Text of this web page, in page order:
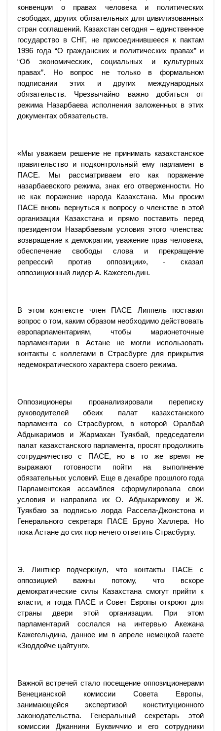
конвенции о правах человека и политических
свободах, других обязательных для цивилизованных
стран соглашений. Казахстан сегодня – единственное
государство в СНГ, не присоединившееся к пактам
1996 года “О гражданских и политических правах” и
“Об экономических, социальных и культурных
правах”. Но вопрос не только в формальном
подписании этих и других международных
обязательств. Чрезвычайно важно добиться от
режима Назарбаева исполнения заложенных в этих
документах обязательств.
«Мы уважаем решение не принимать казахстанское
правительство и подконтрольный ему парламент в
ПАСЕ. Мы рассматриваем его как поражение
назарбаевского режима, знак его отверженности. Но
не как поражение народа Казахстана. Мы просим
ПАСЕ вновь вернуться к вопросу о членстве в этой
организации Казахстана и прямо поставить перед
президентом Назарбаевым условия этого членства:
возвращение к демократии, уважение прав человека,
обеспечение свободы слова и прекращение
репрессий против оппозиции», - сказал
оппозиционный лидер А. Кажегельдин.
В этом контексте член ПАСЕ Липпель поставил
вопрос о том, каким образом необходимо действовать
европарламентариям, чтобы марионеточные
парламентарии в Астане не могли использовать
контакты с коллегами в Страсбурге для прикрытия
недемократического характера своего режима.
Оппозиционеры проанализировали переписку
руководителей обеих палат казахстанского
парламента со Страсбургом, в которой Оралбай
Абдыкаримов и Жармахан Туякбай, председатели
палат казахстанского парламента, просят продолжить
сотрудничество с ПАСЕ, но в то же время не
выражают готовности пойти на выполнение
обязательных условий. Еще в декабре прошлого года
Парламентская ассамблея сформулировала свои
условия и направила их О. Абдыкаримову и Ж.
Туякбаю за подписью лорда Рассела-Джонстона и
Генерального секретаря ПАСЕ Бруно Халлера. Но
пока Астане до сих пор нечего ответить Страсбургу.
Э. Линтнер подчеркнул, что контакты ПАСЕ с
оппозицией важны потому, что вскоре
демократические силы Казахстана смогут прийти к
власти, и тогда ПАСЕ и Совет Европы откроют для
страны двери этой организации. При этом
парламентарий сослался на интервью Акежана
Кажегельдина, данное им в апреле немецкой газете
«Зюддойче цайтунг».
Важной встречей стало посещение оппозиционерами
Венецианской комиссии Совета Европы,
занимающейся экспертизой конституционного
законодательства. Генеральный секретарь этой
комиссии Джаннини Буквиччио и его сотрудники